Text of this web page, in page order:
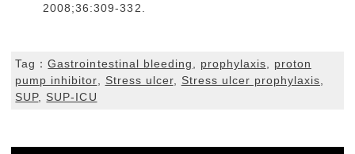
2008;36:309-332.
Tag：Gastrointestinal bleeding prophylaxis
proton
pump inhibitor
Stress ulcer, Stress ulcer prophylaxis
SUP, SUP-ICU